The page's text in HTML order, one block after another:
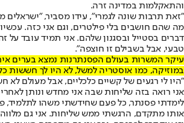
והתאקלמות במדינה זרה.
"זאת תרבות שונה לגמרי", עידו מסביר, "ישראלים
מה שהם חושבים בלי פילטרים, וגם אני כזה.
דברים בסטייל ובסגנון שלהם. אני תמיד עובד על
טבעי, אבל בשבילם זו חוצפה".
עיקר המשרות בעולם הפסנתרנות נמצא בערים
במוזיקה, כמו אוסטריה למשל, לא היו לך חששות
"היו לי רגעים של קשיים כלכליים, אבל מעולם לא
אני רואה בזה שליחות שבה אני מחדש ונותן
לימדתי פסנתר, כל פעם שחידשתי משהו לתלמיד,
אותו מתקדם, הרגשתי ממש שליחות. אני גם